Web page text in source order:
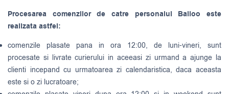
Procesarea comenzilor de catre personalul Balloo este
realizata astfel:
comenzile plasate pana in ora 12:00, de luni-vineri, sunt
procesate si livrate curierului in aceeasi zi urmand a ajunge la
clienti incepand cu urmatoarea zi calendaristica, daca aceasta
este si o zi lucratoare;